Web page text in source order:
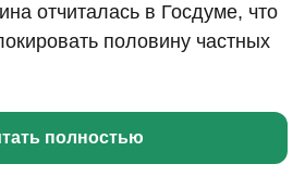
отчиталась в Госдуме, что
половину частных
полностью